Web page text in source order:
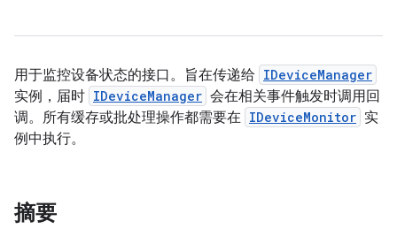
用于监控设备状态的接口。旨在传递给 IDeviceManager
实例，届时 IDeviceManager 会在相关事件触发时调用回
调。所有缓存或批处理操作都需要在 IDeviceMonitor 实
例中执行。
摘要